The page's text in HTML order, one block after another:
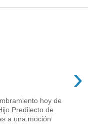
›
hoy de
Predilecto de
a una moción